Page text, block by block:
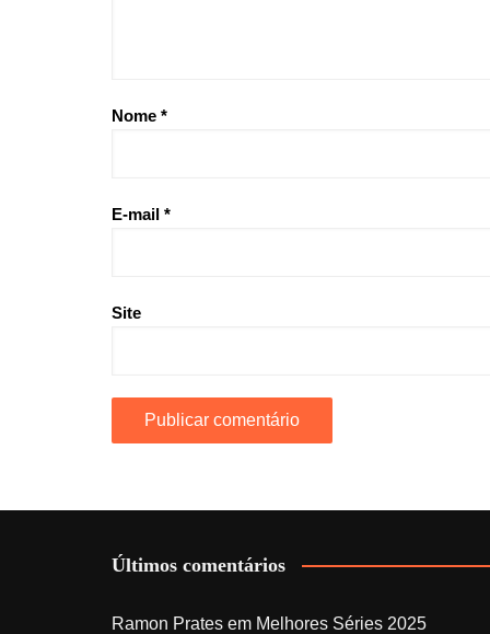
Nome *
E-mail *
Site
Últimos comentários
Ramon Prates em Melhores Séries 2025